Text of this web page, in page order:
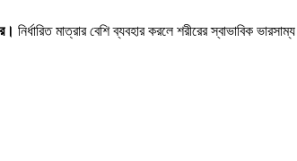
নির্ধারিত মাত্রার বেশি ব্যবহার করলে শরীরের স্বাভাবিক